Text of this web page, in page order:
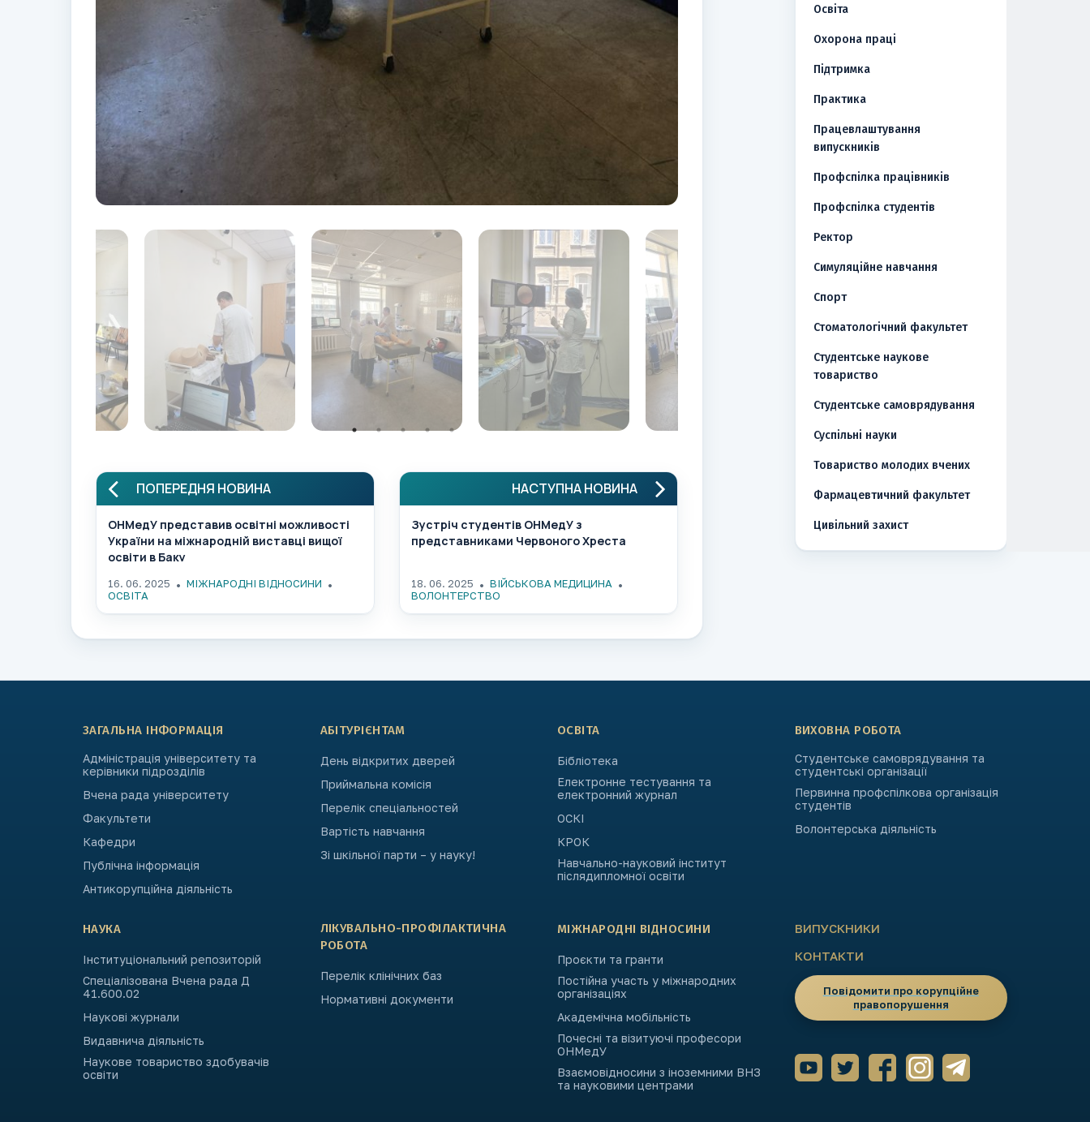
ПОПЕРЕДНЯ НОВИНА
ОНМедУ представив освітні можливості
України на міжнародній виставці вищої
освіти в Баку
16. 06. 2025
МІЖНАРОДНІ ВІДНОСИНИ
ОСВІТА
НАСТУПНА НОВИНА
Зустріч студентів ОНМедУ з
представниками Червоного Хреста
18. 06. 2025
ВІЙСЬКОВА МЕДИЦИНА
ВОЛОНТЕРСТВО
Освіта
Охорона праці
Підтримка
Практика
Працевлаштування
випускників
Профспілка працівників
Профспілка студентів
Ректор
Симуляційне навчання
Спорт
Стоматологічний факультет
Студентське наукове
товариство
Студентське самоврядування
Суспільні науки
Товариство молодих вчених
Фармацевтичний факультет
Цивільний захист
ЗАГАЛЬНА ІНФОРМАЦІЯ
Адміністрація університету та
керівники підрозділів
Вчена рада університету
Факультети
Кафедри
Публічна інформація
Антикорупційна діяльність
АБІТУРІЄНТАМ
День відкритих дверей
Приймальна комісія
Перелік спеціальностей
Вартість навчання
Зі шкільної парти – у науку!
ОСВІТА
Бібліотека
Електронне тестування та
електронний журнал
ОСКІ
КРОК
Навчально-науковий інститут
післядипломної освіти
ВИХОВНА РОБОТА
Студентське самоврядування та
студентські організації
Первинна профспілкова організація
студентів
Волонтерська діяльність
НАУКА
Інституціональний репозиторій
Спеціалізована Вчена рада Д
41.600.02
Наукові журнали
Видавнича діяльність
Наукове товариство здобувачів
освіти
ЛІКУВАЛЬНО-ПРОФІЛАКТИЧНА
РОБОТА
Перелік клінічних баз
Нормативні документи
МІЖНАРОДНІ ВІДНОСИНИ
Проєкти та гранти
Постійна участь у міжнародних
організаціях
Академічна мобільність
Почесні та візитуючі професори
ОНМедУ
Взаємовідносини з іноземними ВНЗ
та науковими центрами
ВИПУСКНИКИ
КОНТАКТИ
Повідомити про корупційне
правопорушення